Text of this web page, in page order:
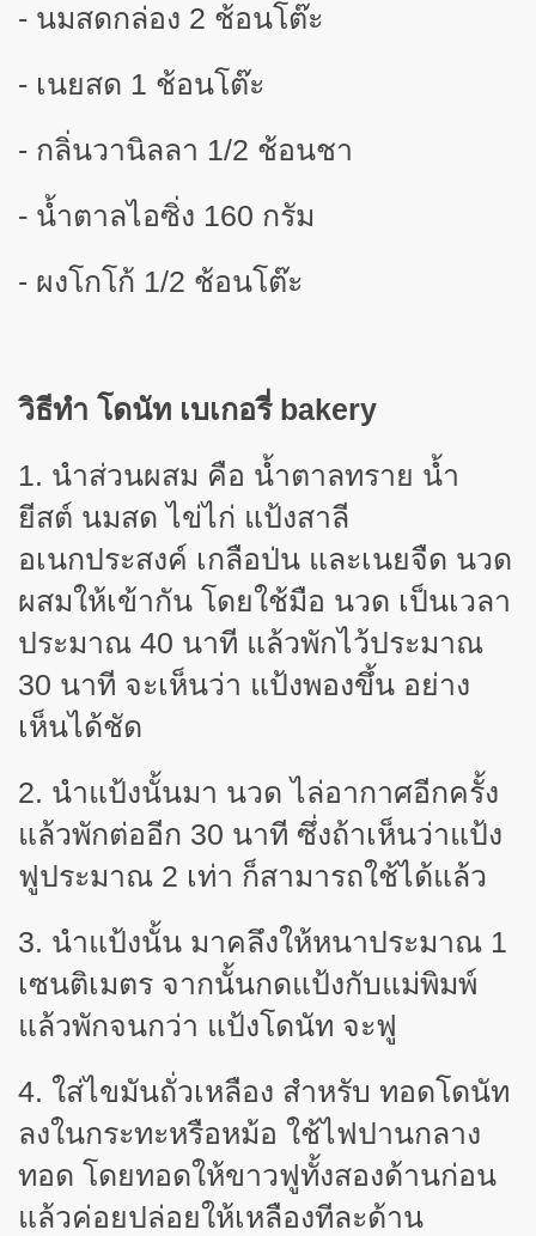
- นมสดกล่อง 2 ช้อนโต๊ะ
- เนยสด 1 ช้อนโต๊ะ
- กลิ่นวานิลลา 1/2 ช้อนชา
- น้ำตาลไอซิ่ง 160 กรัม
- ผงโกโก้ 1/2 ช้อนโต๊ะ
วิธีทำ โดนัท เบเกอรี่ bakery
1. นำส่วนผสม คือ น้ำตาลทราย น้ำ
ยีสต์ นมสด ไข่ไก่ แป้งสาลี
อเนกประสงค์ เกลือป่น และเนยจืด นวด
ผสมให้เข้ากัน โดยใช้มือ นวด เป็นเวลา
ประมาณ 40 นาที แล้วพักไว้ประมาณ
30 นาที จะเห็นว่า แป้งพองขึ้น อย่าง
เห็นได้ชัด
2. นำแป้งนั้นมา นวด ไล่อากาศอีกครั้ง
แล้วพักต่ออีก 30 นาที ซึ่งถ้าเห็นว่าแป้ง
ฟูประมาณ 2 เท่า ก็สามารถใช้ได้แล้ว
3. นำแป้งนั้น มาคลึงให้หนาประมาณ 1
เซนติเมตร จากนั้นกดแป้งกับแม่พิมพ์
แล้วพักจนกว่า แป้งโดนัท จะฟู
4. ใส่ไขมันถั่วเหลือง สำหรับ ทอดโดนัท
ลงในกระทะหรือหม้อ ใช้ไฟปานกลาง
ทอด โดยทอดให้ขาวฟูทั้งสองด้านก่อน
แล้วค่อยปล่อยให้เหลืองทีละด้าน